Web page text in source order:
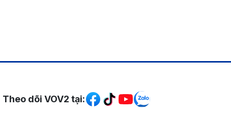
Mạng xã hội
Theo dõi VOV2 tại: